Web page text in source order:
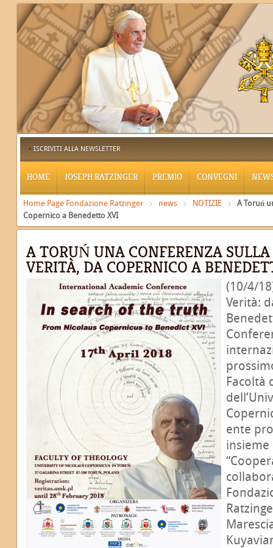
ISCRIVITI ALLA NEWSLETTER
HOME JOSEPH RATZINGER PREMIO CONVEGNI
Home Page Fondazione Ratzinger news NOTIZIE
A Toruń
Copernico a Benedetto XVI
A TORUŃ UNA CONFERENZA
VERITÀ, DA COPERNICO A
(10/4/
Verità:
Facoltà
ente
insieme